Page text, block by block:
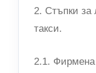
2. Стъпки за
такси.
2.1. Фирмена